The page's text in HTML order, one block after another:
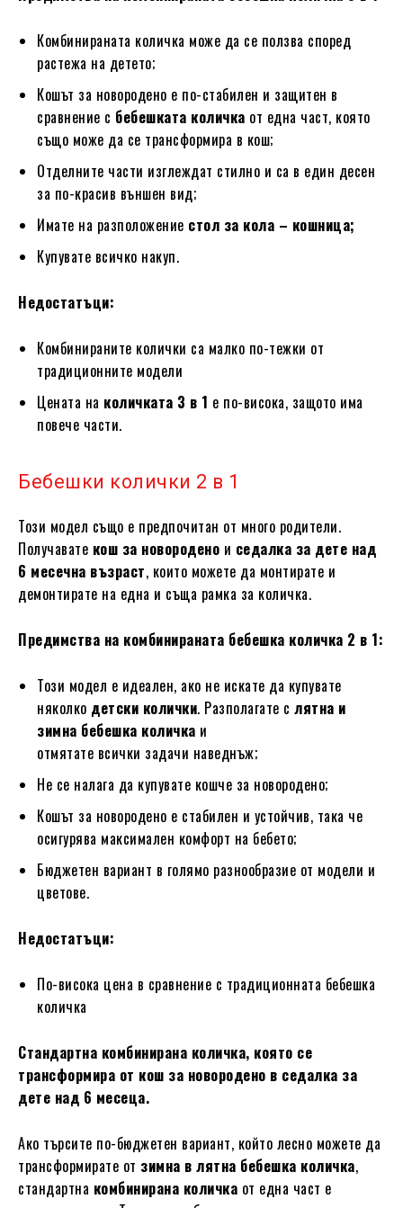
Комбинираната количка може да се ползва според
растежа на детето;
Кошът за новородено е по-стабилен и защитен в
сравнение с бебешката количка от една част, която
също може да се трансформира в кош;
Отделните части изглеждат стилно и са в един десен
за по-красив външен вид;
Имате на разположение стол за кола – кошница;
Купувате всичко накуп.
Недостатъци:
Комбинираните колички са малко по-тежки от
традиционните модели
Цената на количката 3 в 1 е по-висока, защото има
повече части.
Бебешки колички 2 в 1
Този модел също е предпочитан от много родители.
Получавате кош за новородено и седалка за дете над
6 месечна възраст, които можете да монтирате и
демонтирате на една и съща рамка за количка.
Предимства на комбинираната бебешка количка 2 в 1:
Този модел е идеален, ако не искате да купувате
няколко детски колички. Разполагате с лятна и
зимна бебешка количка и
отмятате всички задачи наведнъж;
Не се налага да купувате кошче за новородено;
Кошът за новородено е стабилен и устойчив, така че
осигурява максимален комфорт на бебето;
Бюджетен вариант в голямо разнообразие от модели и
цветове.
Недостатъци:
По-висока цена в сравнение с традиционната бебешка
количка
Стандартна комбинирана количка, която се
трансформира от кош за новородено в седалка за
дете над 6 месеца.
Ако търсите по-бюджетен вариант, който лесно можете да
трансформирате от зимна в лятна бебешка количка,
стандартна комбинирана количка от една част е